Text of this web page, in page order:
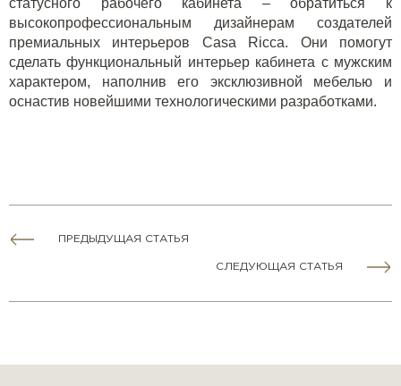
статусного рабочего кабинета – обратиться к
высокопрофессиональным дизайнерам создателей
премиальных интерьеров Casa Ricca. Они помогут
сделать функциональный интерьер кабинета с мужским
характером, наполнив его эксклюзивной мебелью и
оснастив новейшими технологическими разработками.
ПРЕДЫДУЩАЯ СТАТЬЯ
СЛЕДУЮЩАЯ СТАТЬЯ